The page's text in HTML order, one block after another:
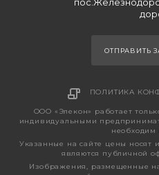
ОТПРАВИТЬ
ПОЛИТИКА
ООО «Элекон» работает
индивидуальными
Указанные на сайте цены носят
являются публичной
Изображения, размещенные